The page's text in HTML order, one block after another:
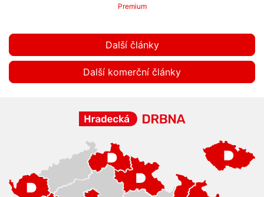
Premium
Další články
Další komerční články